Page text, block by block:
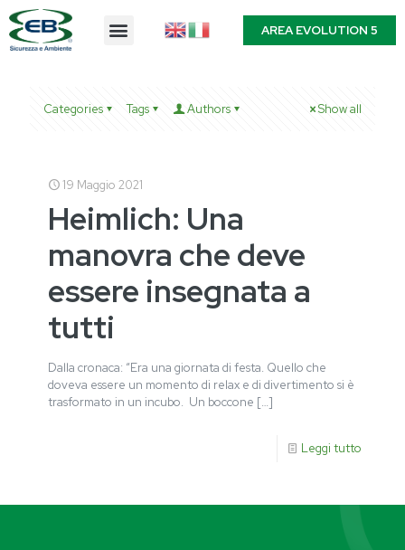
AREA EVOLUTION 5
Categories Tags Authors Show all
19 Maggio 2021
Heimlich: Una
manovra che deve
essere insegnata a
tutti
Dalla cronaca: “Era una giornata di festa. Quello che
doveva essere un momento di relax e di divertimento si è
trasformato in un incubo. Un boccone […]
Leggi tutto